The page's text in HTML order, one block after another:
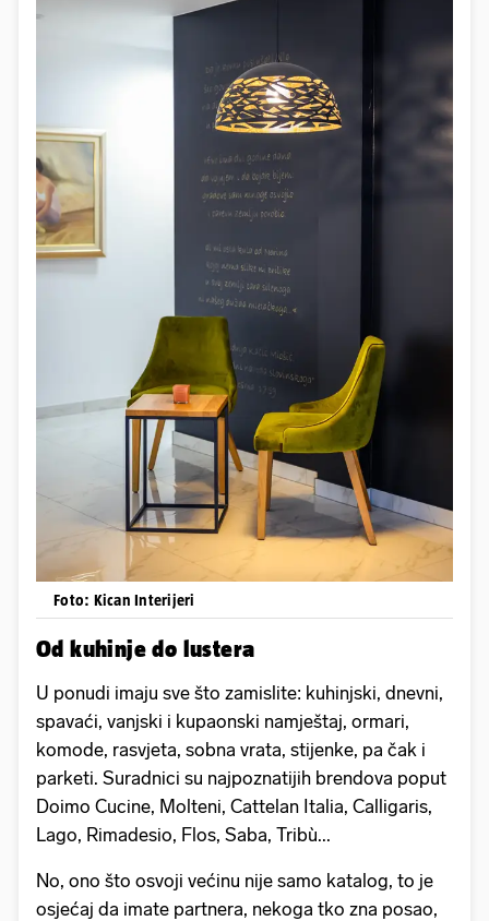
Foto: Kican Interijeri
Od kuhinje do lustera
U ponudi imaju sve što zamislite: kuhinjski, dnevni,
spavaći, vanjski i kupaonski namještaj, ormari,
komode, rasvjeta, sobna vrata, stijenke, pa čak i
parketi. Suradnici su najpoznatijih brendova poput
Doimo Cucine, Molteni, Cattelan Italia, Calligaris,
Lago, Rimadesio, Flos, Saba, Tribù...
No, ono što osvoji većinu nije samo katalog, to je
osjećaj da imate partnera, nekoga tko zna posao,